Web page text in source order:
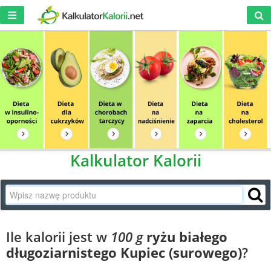
Kalkulator Kalorii
Ile kalorii jest w 100 g ryżu białego
długoziarnistego Kupiec (surowego)?